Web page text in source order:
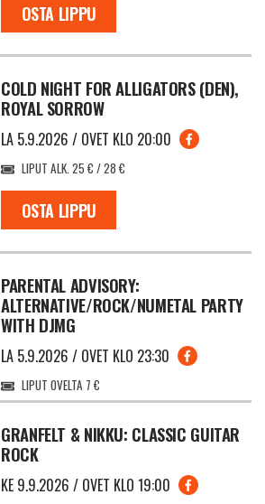
OSTA LIPPU
COLD NIGHT FOR ALLIGATORS (DEN),
ROYAL SORROW
LA 5.9.2026 / OVET KLO 20:00
LIPUT ALK. 25 € / 28 €
OSTA LIPPU
PARENTAL ADVISORY:
ALTERNATIVE/ROCK/NUMETAL PARTY
WITH DJMG
LA 5.9.2026 / OVET KLO 23:30
LIPUT OVELTA 7 €
GRANFELT & NIKKU: CLASSIC GUITAR
ROCK
KE 9.9.2026 / OVET KLO 19:00